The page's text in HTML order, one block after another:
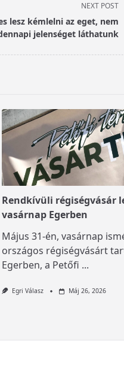
NEXT POST
lesz kémlelni az eget, nem
jelenséget láthatunk
Rendkívüli régiségvásár
vasárnap Egerben
Május 31-én, vasárnap
országos régiségvásárt
Egerben, a Petőfi ...
Egri Válasz Máj 26, 2026